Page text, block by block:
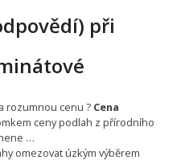
při
rozumnou cenu ? Cena
ceny podlah z přírodního
…
omezovat úzkým výběrem